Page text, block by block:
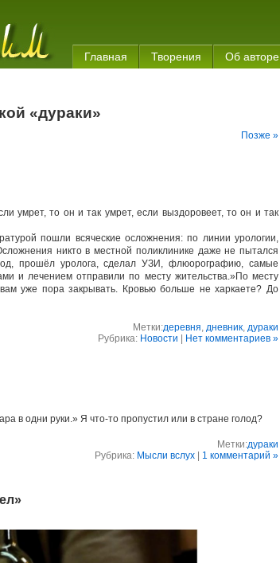
Главная Творения Об авторе
«дураки»
Позже »
умрет, то он и так умрет, если выздоровеет, то он и так
пошли всяческие осложнения: по линии урологии,
никто в местной поликлинике даже не пытался
прошёл уролога, сделал УЗИ, флюорографию, самые
и лечением отправили по месту жительства.»По месту
уже пора закрывать. Кровью больше не харкаете? До
Метки:деревня, дневник, дураки
Рубрика: Новости Нет комментариев »
в одни руки.» Я что-то пропустил или в стране голод?
Метки:дураки
Рубрика: Мысли вслух 1 комментарий »